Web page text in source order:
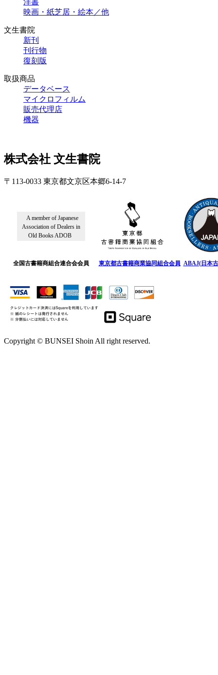
洋書
映画・紙芝居・絵本／他
文生書院
新刊
刊行物
復刻版
取扱商品
データベース
マイクロフィルム
販売代理店
機器
株式会社 文生書院
〒113-0033 東京都文京区本郷6-14-7
A member of Japanese
Association of Dealers in
Old Books ADOB
全国古書籍商組合連合会会員 東京都古書籍商業協同組合会員 ABAJ(日本
Copyright © BUNSEI Shoin All right reserved.